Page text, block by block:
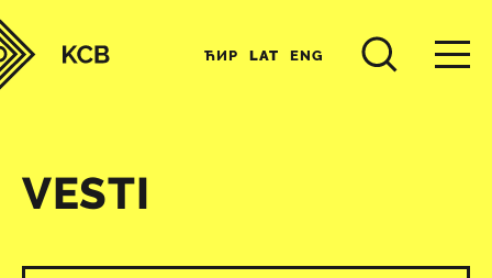
ЋИР LAT ENG
VESTI